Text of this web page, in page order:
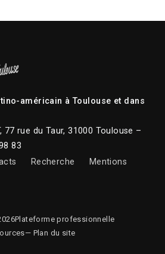
américain à Toulouse et dans
77 rue du Taur, 31000 Toulouse –
83
Recherche
Mentions
Plateforme professionnelle
— Plan du site